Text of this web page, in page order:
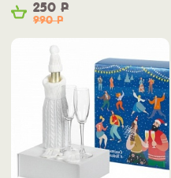
250 Р
990Р